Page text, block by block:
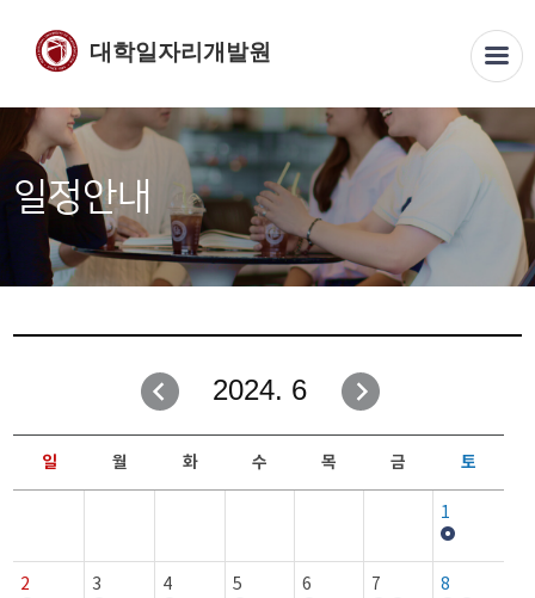
대학일자리개발원
일정안내
2024. 6
일 월 화 수 목 금 토
1
2 3 4 5 6 7 8